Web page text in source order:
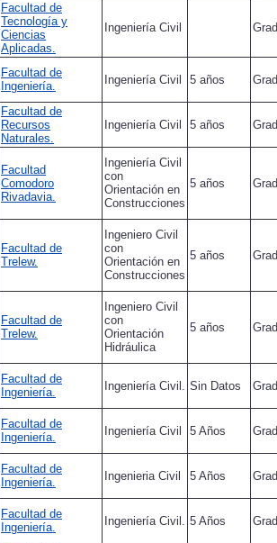
Facultad de
Tecnología y
Ciencias
Aplicadas.
Ingeniería Civil
Facultad de
Ingeniería.
Ingeniería Civil 5 años
Facultad de
Recursos
Naturales.
Ingeniería Civil 5 años
Facultad
Comodoro
Rivadavia.
Ingeniería Civil
con
Orientación en
Construcciones
5 años
Facultad de
Trelew.
Ingeniero Civil
con
Orientación en
Construcciones
5 años
Facultad de
Trelew.
Ingeniero Civil
con
Orientación
Hidráulica
5 años
Facultad de
Ingeniería.
Ingeniería Civil. Sin Datos
Facultad de
Ingeniería.
Ingeniería Civil 5 Años
Facultad de
Ingeniería.
Ingenieria Civil 5 Años
Facultad de
Ingeniería.
Ingeniería Civil. 5 Años